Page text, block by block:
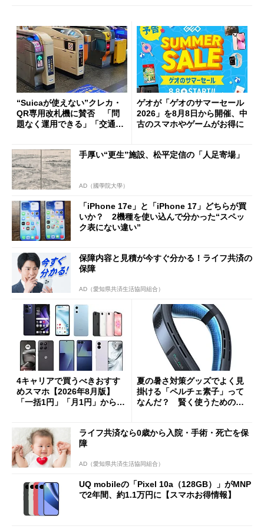
“Suicaが使えない”クレカ・
QR専用改札機に賛否 「問
題なく運用できる」「交通系I
ゲオが「ゲオのサマーセール
2026」を8月8日から開催、中
古のスマホやゲームがお得に
手厚い“更生”施設、松平定信の「人足寄場」
AD（國學院大學）
「iPhone 17e」と「iPhone 17」どちらが買
いか？ 2機種を使い込んで分かった“スペッ
ク表にない違い”
保障内容と見積が今すぐ分かる！ライフ共済の
保障
AD（愛知県共済生活協同組合）
4キャリアで買うべきおすす
めスマホ【2026年8月版】
「一括1円」「月1円」からお
夏の暑さ対策グッズでよく見
掛ける「ペルチェ素子」って
なんだ？ 賢く使うための注
ライフ共済なら0歳から入院・手術・死亡を保
障
AD（愛知県共済生活協同組合）
UQ mobileの「Pixel 10a（128GB）」がMNP
で2年間、約1.1万円に【スマホお得情報】